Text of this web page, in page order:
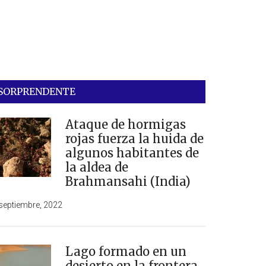
Ataque de hormigas
rojas fuerza la huida de
algunos habitantes de
la aldea de
Brahmansahi (India)
2022
Lago formado en un